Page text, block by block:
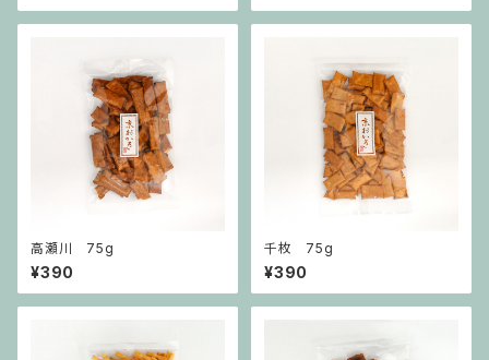
高瀬川 75g
¥390
千枚 75g
¥390